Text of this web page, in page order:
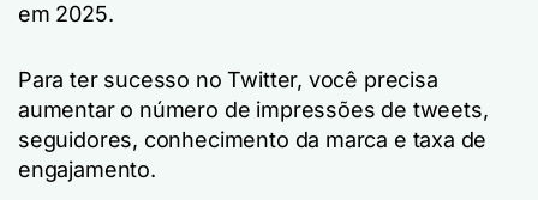
em 2025.
Para ter sucesso no Twitter, você precisa
aumentar o número de impressões de tweets,
seguidores, conhecimento da marca e taxa de
engajamento.